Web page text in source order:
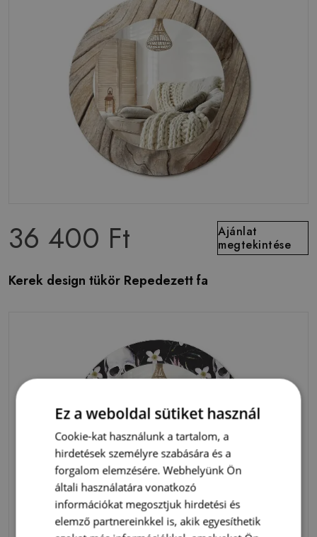
36 400 Ft
Ajánlat
megtekintése
Kerek design tükör Repedezett fa
Ez a weboldal sütiket használ
Cookie-kat használunk a tartalom, a
hirdetések személyre szabására és a
forgalom elemzésére. Webhelyünk Ön
általi használatára vonatkozó
információkat megosztjuk hirdetési és
elemző partnereinkkel is, akik egyesíthetik